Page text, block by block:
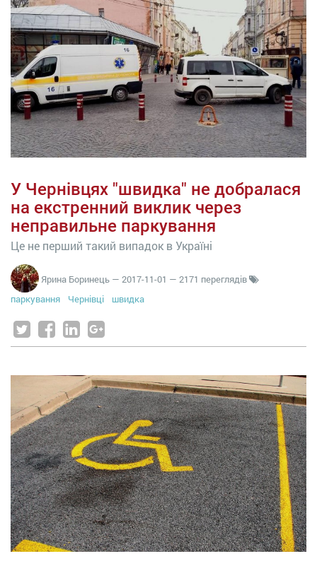
У Чернівцях "швидка" не добралася
на екстренний виклик через
неправильне паркування
Це не перший такий випадок в Україні
Ярина Боринець — 2017-11-01 — 2171 переглядів
паркування
Чернівці швидка